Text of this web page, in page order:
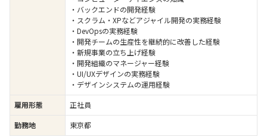
・バックエンドの開発経験
・スクラム・XPなどアジャイル開発の実務経験
・DevOpsの実務経験
・開発チームの生産性を継続的に改善した経験
・新規事業の立ち上げ経験
・開発組織のマネージャー経験
・UI/UXデザインの実務経験
・デザインシステムの運用経験
雇用形態
正社員
勤務地
東京都